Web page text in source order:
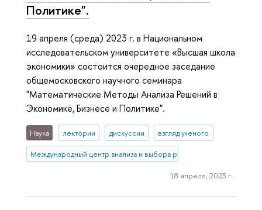
Политике".
19 апреля (среда) 2023 г. в Национальном
исследовательском университете «Высшая школа
экономики» состоится очередное заседание
общемосковского научного семинара
"Математические Методы Анализа Решений в
Экономике, Бизнесе и Политике".
Наука лектории дискуссии взгляд ученого
Международный центр анализа и выбора решений
18 апреля, 2023 г.